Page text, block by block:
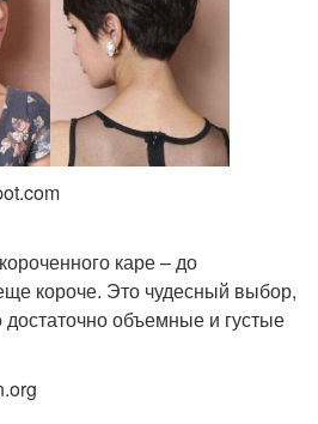
каре – до
короче. Это чудесный выбор,
объемные и густые